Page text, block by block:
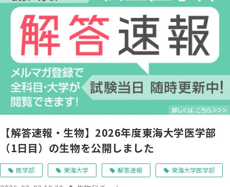
【解答速報・生物】2026年度東海大学医学部
（1日目）の生物を公開しました
医学部 東海大学 解答速報 東海大学医学部